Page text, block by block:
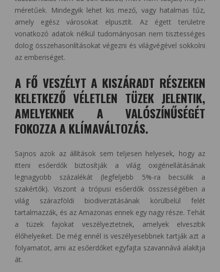
méretűek. Mindegyik lehet kis mező, vagy hatalmas tűz,
amely egész városokat elpusztít. Az égett területre
vonatkozó adatok nélkül tudományosan nem tisztességes
dolog összehasonlításokat végezni és világvégével sokkolni
az emberiséget.
A FŐ VESZÉLYT A KISZÁRADT RÉSZEKEN
KELETKEZŐ VÉLETLEN TÜZEK JELENTIK,
AMELYEKNEK A VALÓSZÍNŰSÉGÉT
FOKOZZA A KLÍMAVÁLTOZÁS.
Sajnos azok az állítások sem teljesen helyesek, hogy az
itteni esőerdők biztosítják a világ oxigénellátásának
legnagyobb százalékát (legfeljebb 5%-ra becsülik a
szakértők). Viszont a trópusi esőerdők összességében a
világ szárazföldi biodiverzitásának körülbelül felét
tartalmazzák, és az Amazonas ennek egy nagy része. Tehát
a tüzek fajokat veszélyeztetnek, amelyek elveszítik
élőhelyeiket. De még ennél is veszélyesebbnek tartják azt a
folyamatot, ami az esőerdőket egyfajta szavannává alakítja
át.